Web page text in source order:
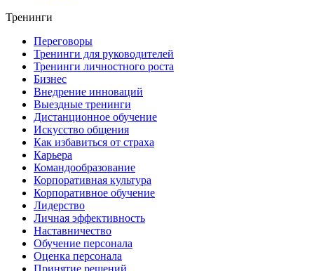
Тренинги
Переговоры
Тренинги для руководителей
Тренинги личностного роста
Бизнес
Внедрение инноваций
Выездные тренинги
Дистанционное обучение
Искусство общения
Как избавиться от страха
Карьера
Командообразование
Корпоративная культура
Корпоративное обучение
Лидерство
Личная эффективность
Наставничество
Обучение персонала
Оценка персонала
Принятие решений